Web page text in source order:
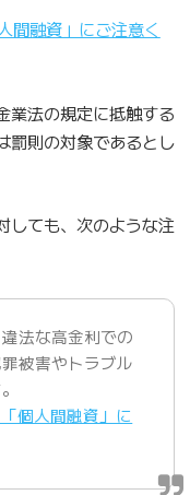
間融資」にご注意く
業法の規定に抵触する
罰則の対象であるとし
しても、次のような注
法な高金利での
被害やトラブル
個人間融資」に